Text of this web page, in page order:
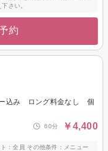
さい。
約
込み ロング料金なし 個
60分 ￥4,400
：全員 その他条件：メニュー